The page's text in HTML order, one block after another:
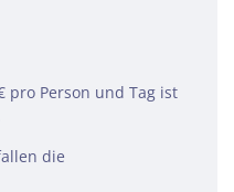
pro Person und Tag ist
die